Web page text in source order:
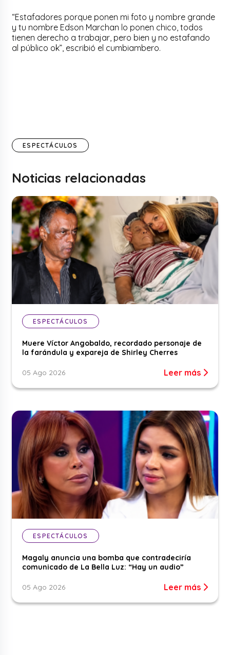
“Estafadores porque ponen mi foto y nombre grande
y tu nombre Edson Marchan lo ponen chico, todos
tienen derecho a trabajar, pero bien y no estafando
al público ok”, escribió el cumbiambero.
ESPECTÁCULOS
Noticias relacionadas
ESPECTÁCULOS
Muere Víctor Angobaldo, recordado personaje de
la farándula y expareja de Shirley Cherres
05 Ago 2026 Leer más
ESPECTÁCULOS
Magaly anuncia una bomba que contradeciría
comunicado de La Bella Luz: “Hay un audio”
05 Ago 2026 Leer más